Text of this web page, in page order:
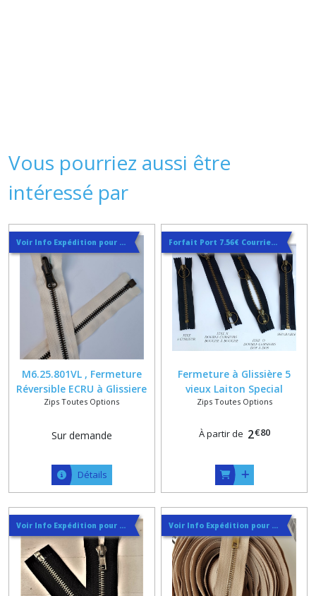
Vous pourriez aussi être
intéressé par
Voir Info Expédition pour Régler les Frais de Port au Meilleur Prix , En haut d'ecran à Droite
M6.25.801VL , Fermeture
Réversible ECRU à Glissiere
Métal Bronze , Separable
Maroquinerie
Zips Toutes Options
Sur demande
Détails
Forfait Port 7.56€ Courrier Suivi / 8.5€ Service+/ 13.5€ Colissimo / Hors site 0€
Fermeture à Glissière 5
vieux Laiton Special
Maroquinerie + 1 ou 2
Zips Toutes Options
À partir de 2€80
Voir Info Expédition pour Régler les Frais de Port au Meilleur Prix , En haut d'ecran à Droite Voir Info Expédition pour Régler les Frais de Port au Meilleur Prix , En haut d'ecran à Droite